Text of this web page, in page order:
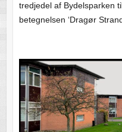
tredjedel af Bydelsparken
betegnelsen ‘Dragør